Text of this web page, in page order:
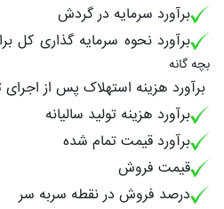
برآورد سرمایه در گردش
برآورد نحوه سرمایه گذاری کل
بچه گانه
برآورد هزینه استهلاک پس از
برآورد هزینه تولید سالیانه
برآورد قیمت تمام شده
قیمت فروش
درصد فروش در نقطه سربه سر